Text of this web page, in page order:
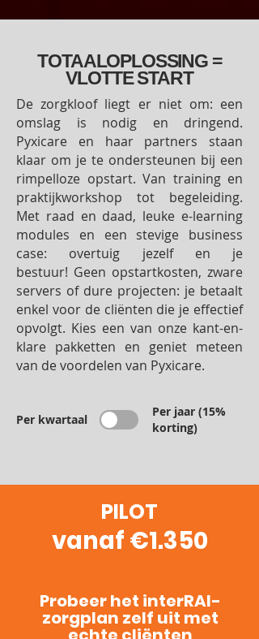
TOTAALOPLOSSING =
VLOTTE START
De zorgkloof liegt er niet om: een
omslag is nodig en dringend.
Pyxicare en haar partners staan
klaar om je te ondersteunen bij een
rimpelloze opstart. Van training en
praktijkworkshop tot begeleiding.
Met raad en daad, leuke e-learning
modules en een stevige business
case: overtuig jezelf en je
bestuur! Geen opstartkosten, zware
servers of dure projecten: je betaalt
enkel voor de cliënten die je effectief
opvolgt. Kies een van onze kant-en-
klare pakketten en geniet meteen
van de voordelen van Pyxicare.
Per kwartaal
Per jaar (15%
korting)
PILOT
vanaf €1.350
Probeer het interRAI-
zorgplan zelf uit met